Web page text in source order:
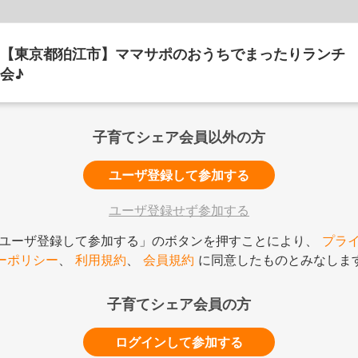
【東京都狛江市】ママサポのおうちでまったりランチ
会♪
子育てシェア会員以外の方
ユーザ登録して参加する
ユーザ登録せず参加する
ーザ登録して参加する」のボタンを押すことにより、 プラ
ポリシー
利用規約 会員規約 に同意したものとみなしま
子育てシェア会員の方
ログインして参加する